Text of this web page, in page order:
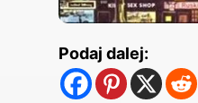
Podaj dalej: